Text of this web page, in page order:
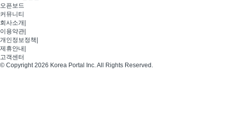
오픈보드
커뮤니티
회사소개
이용약관
개인정보정책
제휴안내
고객센터
© Copyright 2026 Korea Portal Inc. All Rights Reserved.